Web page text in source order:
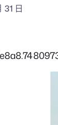
31 日